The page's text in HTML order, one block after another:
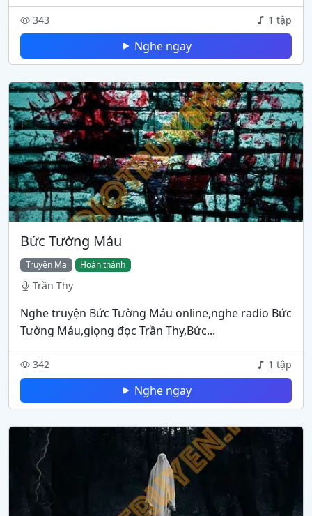
343 1 tập
Nghe ngay
Bức Tường Máu
Truyện Ma Hoàn thành
Trần Thy
Nghe truyện Bức Tường Máu online,nghe radio Bức
Tường Máu,giọng đọc Trần Thy,Bức...
342 1 tập
Nghe ngay